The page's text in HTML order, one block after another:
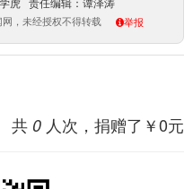
虎 责任编辑：谭泽涛
，未经授权不得转载 举报
共 0 人次，捐赠了￥0元